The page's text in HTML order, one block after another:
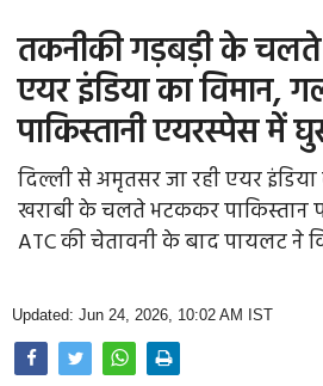
Office Office
Political Gossips
Farm & Food
Opinion
Photo Gallery
तकनीकी गड़बड़ी के चलते
एयर इंडिया का विमान,
पाकिस्तानी एयरस्पेस में
दिल्ली से अमृतसर जा रही एयर
खराबी के चलते भटककर पाकिस्तान
ATC की चेतावनी के बाद पायलट ने
Updated: Jun 24, 2026, 10:02 AM IST